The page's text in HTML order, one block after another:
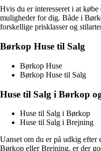
Hvis du er interesseret i at
muligheder for dig. Både i
forskellige prisklasser og
Børkop Huse til Salg
Børkop Huse
Børkop Huse til Salg
Huse til Salg i Børkop
Huse til Salg i Børkop
Huse til Salg i Brejning
Uanset om du er på udkig
Børkop eller Brejning, er der